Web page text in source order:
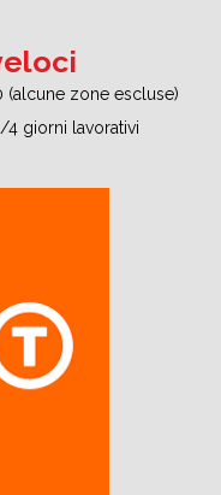
(alcune zone escluse)
4 giorni lavorativi